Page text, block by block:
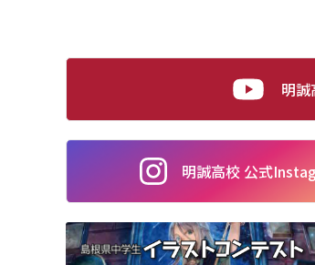
明
明誠高校 公式